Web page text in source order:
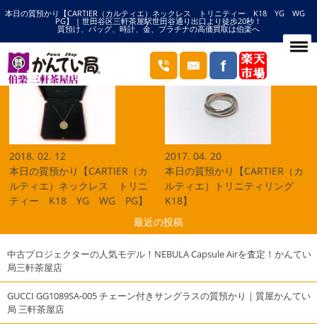
本日の質預かり【CARTIER（カルティエ）ネックレス トリニティー K18 YG WG
PG】 | 世田谷区三軒茶屋駅世田谷通り出口より徒歩20秒！
質預け、バッグ、時計、金、プラチナの高価買取は伯楽へ
HOME トリニティーの記事一覧
ブログ
2018. 02. 12
本日の質預かり【CARTIER（カ
ルティエ）ネックレス トリニ
ティー K18 YG WG PG】
2017. 04. 20
本日の質預かり【CARTIER（カ
ルティエ）トリニティリング
K18】
最近の投稿
中古プロジェクターの人気モデル！NEBULA Capsule Airを査定！かんてい
局三軒茶屋店
GUCCI GG1089SA-005 チェーン付きサングラスの質預かり｜質屋かんてい
局 三軒茶屋店